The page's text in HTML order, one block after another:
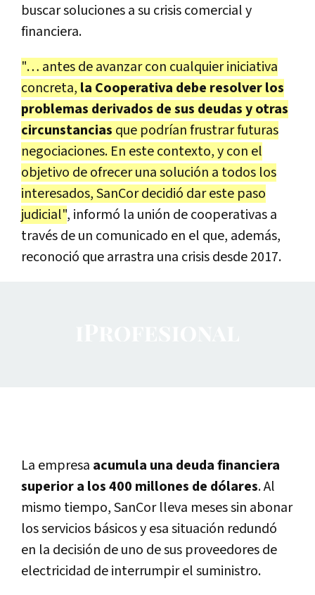
buscar soluciones a su crisis comercial y
financiera.
"… antes de avanzar con cualquier iniciativa
concreta, la Cooperativa debe resolver los
problemas derivados de sus deudas y otras
circunstancias que podrían frustrar futuras
negociaciones. En este contexto, y con el
objetivo de ofrecer una solución a todos los
interesados, SanCor decidió dar este paso
judicial", informó la unión de cooperativas a
través de un comunicado en el que, además,
reconoció que arrastra una crisis desde 2017.
La empresa acumula una deuda financiera
superior a los 400 millones de dólares. Al
mismo tiempo, SanCor lleva meses sin abonar
los servicios básicos y esa situación redundó
en la decisión de uno de sus proveedores de
electricidad de interrumpir el suministro.